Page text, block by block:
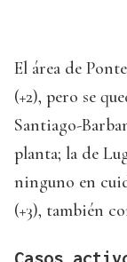
El área de
(+2), pero se
Santiago-
planta; la de
ninguno en
(+3), también